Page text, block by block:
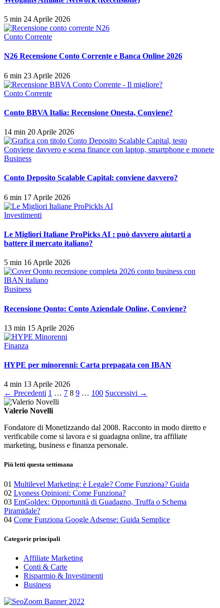
5 min 24 Aprile 2026
Conto Corrente
N26 Recensione Conto Corrente e Banca Online 2026
6 min 23 Aprile 2026
Conto Corrente
Conto BBVA Italia: Recensione Onesta, Conviene?
14 min 20 Aprile 2026
Business
Conto Deposito Scalable Capital: conviene davvero?
6 min 17 Aprile 2026
Investimenti
Le Migliori Italiane ProPicks AI : può davvero aiutarti a
battere il mercato italiano?
5 min 16 Aprile 2026
Business
Recensione Qonto: Conto Aziendale Online, Conviene?
13 min 15 Aprile 2026
Finanza
HYPE per minorenni: Carta prepagata con IBAN
4 min 13 Aprile 2026
Paginazione
degli
articoli
← Precedenti 1 … 7 8 9 … 100 Successivi →
Valerio Novelli
Fondatore di Monetizzando dal 2008. Racconto in modo diretto e
verificabile come si lavora e si guadagna online, tra affiliate
marketing, business e finanza personale.
Più letti questa settimana
01 Multilevel Marketing: è Legale? Come Funziona? Guida
02 Lyoness Opinioni: Come Funziona?
03 EmGoldex: Opportunità di Guadagno, Truffa o Schema
Piramidale?
04 Come Funziona Google Adsense: Guida Semplice
Categorie principali
Affiliate Marketing
Conti & Carte
Risparmio & Investimenti
Business